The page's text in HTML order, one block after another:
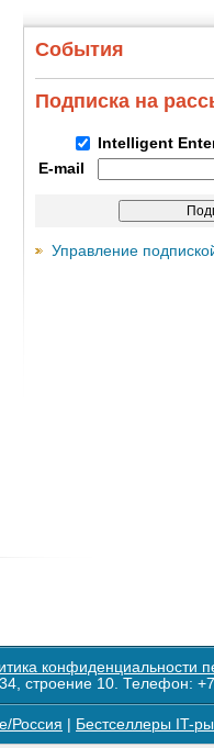
События
Подписка на
Intelligent
E-mail
Управление
конфиденциальности
34, строение 10. Телефон:
Россия Бестселлеры IT-